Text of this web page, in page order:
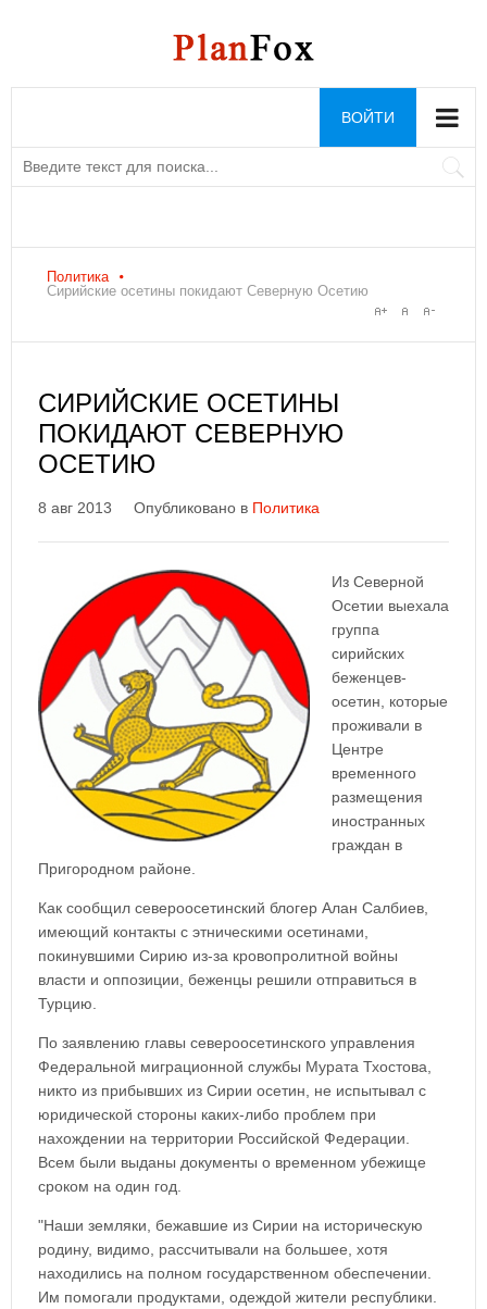
ВОЙТИ
Политика
Сирийские осетины покидают Северную Осетию
СИРИЙСКИЕ ОСЕТИНЫ
ПОКИДАЮТ СЕВЕРНУЮ
ОСЕТИЮ
8 авг 2013 Опубликовано в Политика
Из Северной
Осетии выехала
группа
сирийских
беженцев-
осетин, которые
проживали в
Центре
временного
размещения
иностранных
граждан в
Пригородном районе.
Как сообщил североосетинский блогер Алан Салбиев,
имеющий контакты с этническими осетинами,
покинувшими Сирию из-за кровопролитной войны
власти и оппозиции, беженцы решили отправиться в
Турцию.
По заявлению главы североосетинского управления
Федеральной миграционной службы Мурата Тхостова,
никто из прибывших из Сирии осетин, не испытывал с
юридической стороны каких-либо проблем при
нахождении на территории Российской Федерации.
Всем были выданы документы о временном убежище
сроком на один год.
"Наши земляки, бежавшие из Сирии на историческую
родину, видимо, рассчитывали на большее, хотя
находились на полном государственном обеспечении.
Им помогали продуктами, одеждой жители республики.